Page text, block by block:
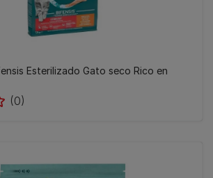
Esterilizado Gato seco Rico en
(0)